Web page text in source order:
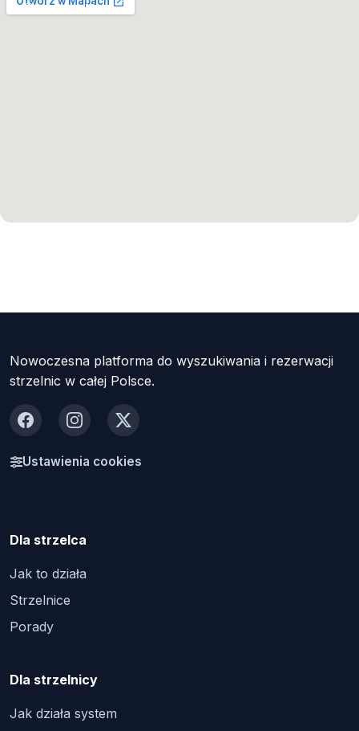
Otwórz w Mapach
Nowoczesna platforma do wyszukiwania i rezerwacji
strzelnic w całej Polsce.
FacebookInstagram
X
Ustawienia cookies
Dla strzelca
Jak to działa
Strzelnice
Porady
Dla strzelnicy
Jak działa system